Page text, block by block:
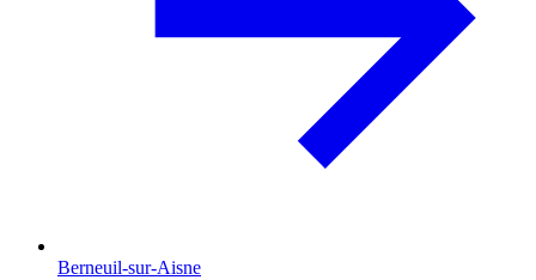
Berneuil-sur-Aisne